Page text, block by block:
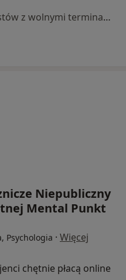
Brak dostępnych specjalistów z wolnymi terminami w tym centrum medycznym.
Niepubliczny
Mental Punkt
Psychologia · Więcej
chętnie płacą online